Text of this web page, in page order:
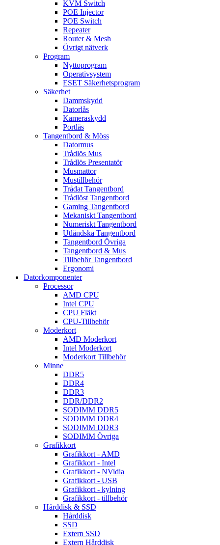
KVM Switch
POE Injector
POE Switch
Repeater
Router & Mesh
Övrigt nätverk
Program
Nyttoprogram
Operativsystem
ESET Säkerhetsprogram
Säkerhet
Dammskydd
Datorlås
Kameraskydd
Portlås
Tangentbord & Möss
Datormus
Trådlös Mus
Trådlös Presentatör
Musmattor
Mustillbehör
Trådat Tangentbord
Trådlöst Tangentbord
Gaming Tangentbord
Mekaniskt Tangentbord
Numeriskt Tangentbord
Utländska Tangentbord
Tangentbord Övriga
Tangentbord & Mus
Tillbehör Tangentbord
Ergonomi
Datorkomponenter
Processor
AMD CPU
Intel CPU
CPU Fläkt
CPU-Tillbehör
Moderkort
AMD Moderkort
Intel Moderkort
Moderkort Tillbehör
Minne
DDR5
DDR4
DDR3
DDR/DDR2
SODIMM DDR5
SODIMM DDR4
SODIMM DDR3
SODIMM Övriga
Grafikkort
Grafikkort - AMD
Grafikkort - Intel
Grafikkort - NVidia
Grafikkort - USB
Grafikkort - kylning
Grafikkort - tillbehör
Hårddisk & SSD
Hårddisk
SSD
Extern SSD
Extern Hårddisk